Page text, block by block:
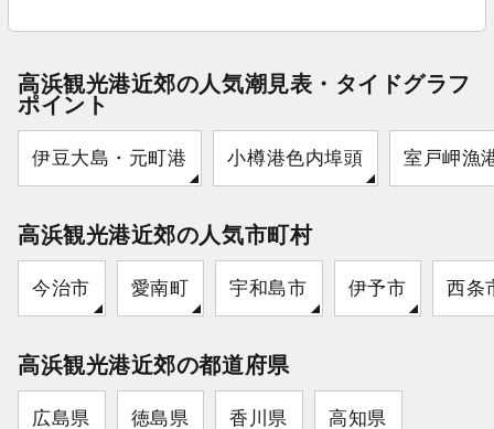
高浜観光港近郊の人気潮見表・タイドグラフ
ポイント
伊豆大島・元町港 小樽港色内埠頭 室戸岬漁
高浜観光港近郊の人気市町村
今治市 愛南町 宇和島市 伊予市 西条
高浜観光港近郊の都道府県
広島県 徳島県 香川県 高知県